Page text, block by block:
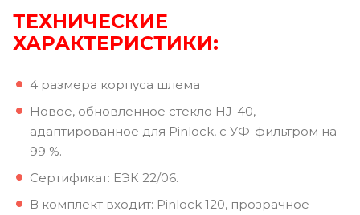
ТЕХНИЧЕСКИЕ
ХАРАКТЕРИСТИКИ:
4 размера корпуса шлема
Новое, обновленное стекло HJ-40,
адаптированное для Pinlock, с УФ-фильтром на
99 %.
Сертификат: ЕЭК 22/06.
В комплект входит: Pinlock 120, прозрачное